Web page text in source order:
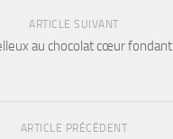
ARTICLE SUIVANT
au chocolat cœur fondant
ARTICLE PRÉCÉDENT